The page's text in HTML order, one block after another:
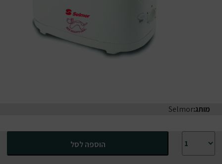
מותג:Selmor
הוספה לסל